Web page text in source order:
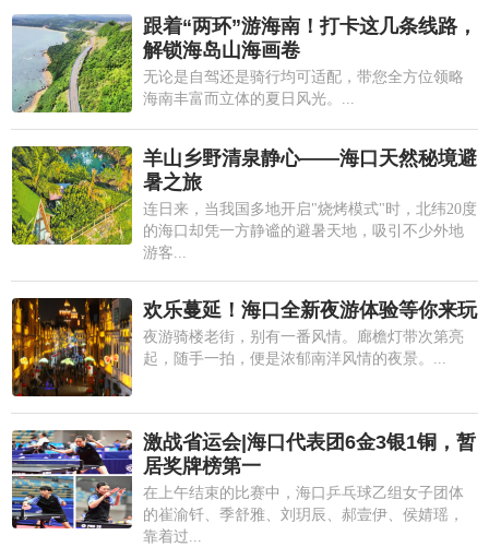
跟着“两环”游海南！打卡这几条线路，
解锁海岛山海画卷
无论是自驾还是骑行均可适配，带您全方位领略
海南丰富而立体的夏日风光。...
羊山乡野清泉静心——海口天然秘境避
暑之旅
连日来，当我国多地开启"烧烤模式"时，北纬20度
的海口却凭一方静谧的避暑天地，吸引不少外地
游客...
欢乐蔓延！海口全新夜游体验等你来玩
夜游骑楼老街，别有一番风情。廊檐灯带次第亮
起，随手一拍，便是浓郁南洋风情的夜景。...
激战省运会|海口代表团6金3银1铜，暂
居奖牌榜第一
在上午结束的比赛中，海口乒乓球乙组女子团体
的崔渝钎、季舒雅、刘玥辰、郝壹伊、侯婧瑶，
靠着过...